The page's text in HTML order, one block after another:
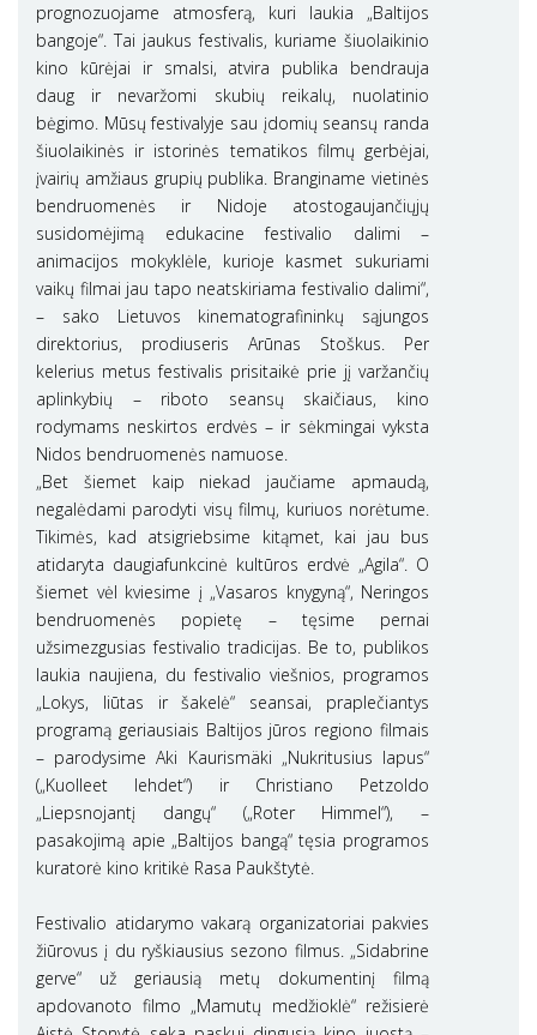
prognozuojame atmosferą, kuri laukia „Baltijos
bangoje“. Tai jaukus festivalis, kuriame šiuolaikinio
kino kūrėjai ir smalsi, atvira publika bendrauja
daug ir nevaržomi skubių reikalų, nuolatinio
bėgimo. Mūsų festivalyje sau įdomių seansų randa
šiuolaikinės ir istorinės tematikos filmų gerbėjai,
įvairių amžiaus grupių publika. Branginame vietinės
bendruomenės ir Nidoje atostogaujančiųjų
susidomėjimą edukacine festivalio dalimi –
animacijos mokyklėle, kurioje kasmet sukuriami
vaikų filmai jau tapo neatskiriama festivalio dalimi“,
– sako Lietuvos kinematografininkų sąjungos
direktorius, prodiuseris Arūnas Stoškus. Per
kelerius metus festivalis prisitaikė prie jį varžančių
aplinkybių – riboto seansų skaičiaus, kino
rodymams neskirtos erdvės – ir sėkmingai vyksta
Nidos bendruomenės namuose.
„Bet šiemet kaip niekad jaučiame apmaudą,
negalėdami parodyti visų filmų, kuriuos norėtume.
Tikimės, kad atsigriebsime kitąmet, kai jau bus
atidaryta daugiafunkcinė kultūros erdvė „Agila“. O
šiemet vėl kviesime į „Vasaros knygyną“, Neringos
bendruomenės popietę – tęsime pernai
užsimezgusias festivalio tradicijas. Be to, publikos
laukia naujiena, du festivalio viešnios, programos
„Lokys, liūtas ir šakelė“ seansai, praplečiantys
programą geriausiais Baltijos jūros regiono filmais
– parodysime Aki Kaurismäki „Nukritusius lapus“
(„Kuolleet lehdet“) ir Christiano Petzoldo
„Liepsnojantį dangų“ („Roter Himmel“), –
pasakojimą apie „Baltijos bangą“ tęsia programos
kuratorė kino kritikė Rasa Paukštytė.
Festivalio atidarymo vakarą organizatoriai pakvies
žiūrovus į du ryškiausius sezono filmus. „Sidabrine
gerve“ už geriausią metų dokumentinį filmą
apdovanoto filmo „Mamutų medžioklė“ režisierė